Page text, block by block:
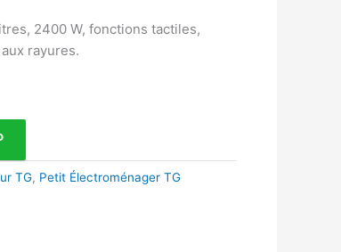
2400 W, fonctions tactiles,
rayures.
TG, Petit Électroménager TG